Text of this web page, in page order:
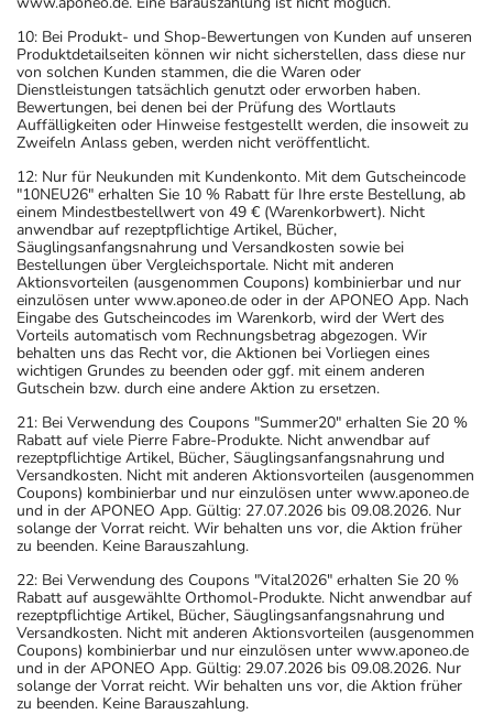
10: Bei Produkt- und Shop-Bewertungen von Kunden auf unseren
Produktdetailseiten können wir nicht sicherstellen, dass diese nur
von solchen Kunden stammen, die die Waren oder
Dienstleistungen tatsächlich genutzt oder erworben haben.
Bewertungen, bei denen bei der Prüfung des Wortlauts
Auffälligkeiten oder Hinweise festgestellt werden, die insoweit zu
Zweifeln Anlass geben, werden nicht veröffentlicht.
12: Nur für Neukunden mit Kundenkonto. Mit dem Gutscheincode
"10NEU26" erhalten Sie 10 % Rabatt für Ihre erste Bestellung, ab
einem Mindestbestellwert von 49 € (Warenkorbwert). Nicht
anwendbar auf rezeptpflichtige Artikel, Bücher,
Säuglingsanfangsnahrung und Versandkosten sowie bei
Bestellungen über Vergleichsportale. Nicht mit anderen
Aktionsvorteilen (ausgenommen Coupons) kombinierbar und nur
einzulösen unter www.aponeo.de oder in der APONEO App. Nach
Eingabe des Gutscheincodes im Warenkorb, wird der Wert des
Vorteils automatisch vom Rechnungsbetrag abgezogen. Wir
behalten uns das Recht vor, die Aktionen bei Vorliegen eines
wichtigen Grundes zu beenden oder ggf. mit einem anderen
Gutschein bzw. durch eine andere Aktion zu ersetzen.
21: Bei Verwendung des Coupons "Summer20" erhalten Sie 20 %
Rabatt auf viele Pierre Fabre-Produkte. Nicht anwendbar auf
rezeptpflichtige Artikel, Bücher, Säuglingsanfangsnahrung und
Versandkosten. Nicht mit anderen Aktionsvorteilen (ausgenommen
Coupons) kombinierbar und nur einzulösen unter www.aponeo.de
und in der APONEO App. Gültig: 27.07.2026 bis 09.08.2026. Nur
solange der Vorrat reicht. Wir behalten uns vor, die Aktion früher
zu beenden. Keine Barauszahlung.
22: Bei Verwendung des Coupons "Vital2026" erhalten Sie 20 %
Rabatt auf ausgewählte Orthomol-Produkte. Nicht anwendbar auf
rezeptpflichtige Artikel, Bücher, Säuglingsanfangsnahrung und
Versandkosten. Nicht mit anderen Aktionsvorteilen (ausgenommen
Coupons) kombinierbar und nur einzulösen unter www.aponeo.de
und in der APONEO App. Gültig: 29.07.2026 bis 09.08.2026. Nur
solange der Vorrat reicht. Wir behalten uns vor, die Aktion früher
zu beenden. Keine Barauszahlung.